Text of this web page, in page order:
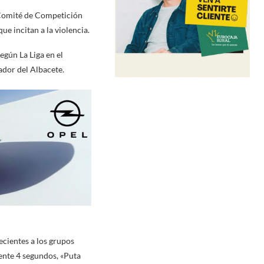
de Competición
incitan a la violencia.
La Liga en el
del Albacete.
a los grupos
4 segundos, «Puta